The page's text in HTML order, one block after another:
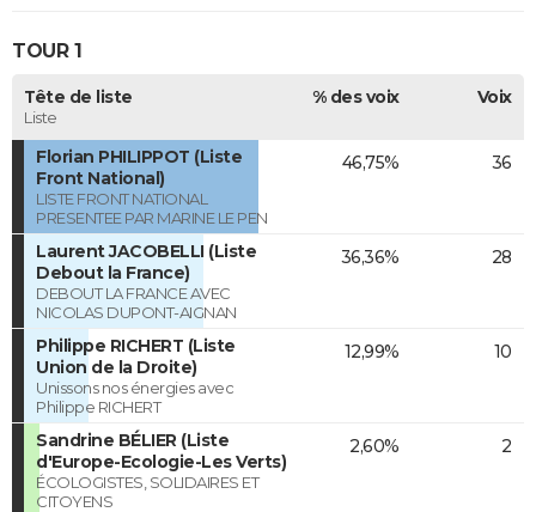
TOUR 1
Tête de liste
Liste
% des voix Voix
Florian PHILIPPOT (Liste
Front National)
LISTE FRONT NATIONAL
PRESENTEE PAR MARINE LE PEN
46,75% 36
Laurent JACOBELLI (Liste
Debout la France)
DEBOUT LA FRANCE AVEC
NICOLAS DUPONT-AIGNAN
36,36% 28
Philippe RICHERT (Liste
Union de la Droite)
Unissons nos énergies avec
Philippe RICHERT
12,99% 10
Sandrine BÉLIER (Liste
d'Europe-Ecologie-Les Verts)
ÉCOLOGISTES, SOLIDAIRES ET
CITOYENS
2,60% 2